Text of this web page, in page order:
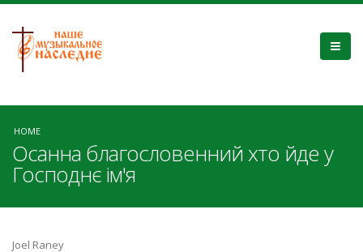
HOME
Осанна благословенний хто йде у
Господнє ім'я
Joel Raney